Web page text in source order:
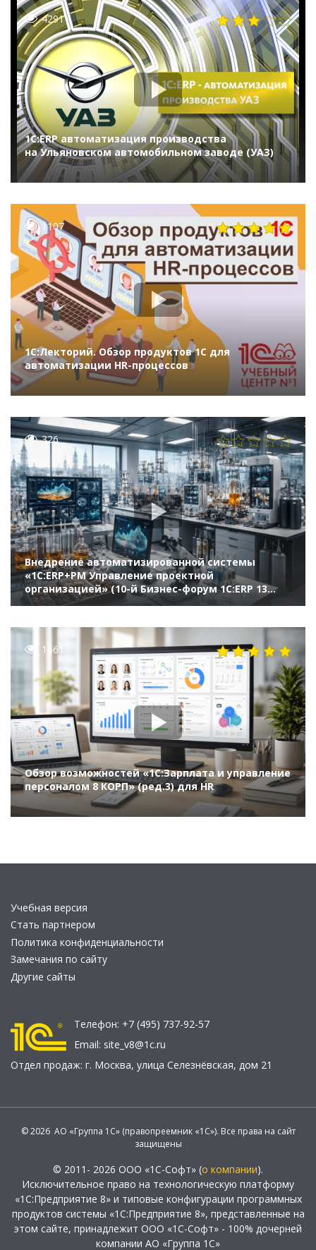
4291
1С:ERP автоматизация производства
на Ульяновском автомобильном заводе (УАЗ)
1107
1С:Лекторий. Обзор продуктов 1С для
автоматизации HR-процессов
326
Внедрение автоматизированной системы
«1С:ERP+PM Управление проектной
организацией» (10-й Бизнес-форум 1С:ERP 13
октября 2023 г., Макаров Михаил, АО
1661
Обзор возможностей «1С:Зарплата и управление
персоналом 8 КОРП» (ред.3) для HR
Учебная версия
Стать партнером
Политика конфиденциальности
Замечания по сайту
Другие сайты
Телефон: +7 (495) 737-92-57
Email: site_v8@1c.ru
Отдел продаж: г. Москва, улица Селезнёвская, дом 21
© 2026 АО «Группа 1С» (правопреемник «1С»). Все права на сайт
защищены
© 2011- 2026 ООО «1С-Софт» (о компании).
Исключительное право на технологическую платформу
«1С:Предприятие 8» и типовые конфигурации программных
продуктов системы «1С:Предприятие 8», представленные на
этом сайте, принадлежит ООО «1С-Софт» - 100% дочерней
компании АО «Группа 1С»